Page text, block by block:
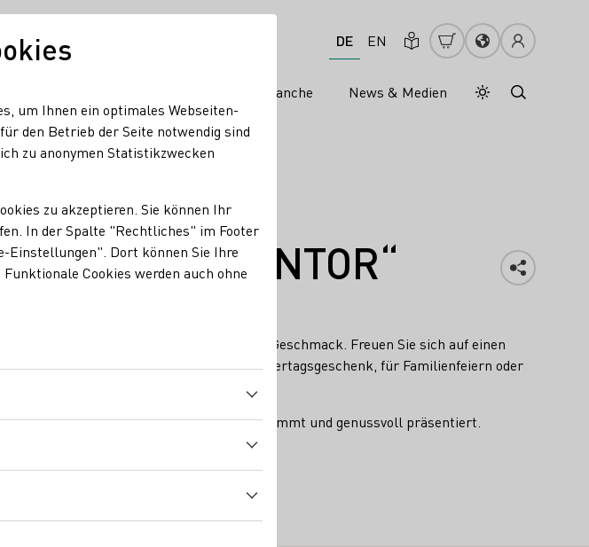
DE EN
Weinbranche News & Medien Tagesmodus
Nachtmodus
IM MÜHLENTOR“
klassisch, saisonal und voller Geschmack. Freuen Sie sich auf einen
Das Spargelfest eignet sich ideal als Muttertagsgeschenk, für Familienfeiern oder
jeden Gang des Menüs – perfekt abgestimmt und genussvoll präsentiert.
um Ihnen ein optimales Webseiten-
den Betrieb der Seite notwendig sind
zu anonymen Statistikzwecken
zu akzeptieren. Sie können Ihr
In der Spalte "Rechtliches" im Footer
Einstellungen". Dort können Sie Ihre
Cookies werden auch ohne